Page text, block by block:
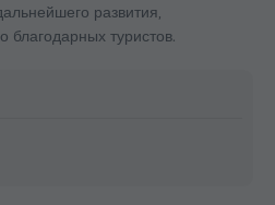
развития,
благодарных туристов.